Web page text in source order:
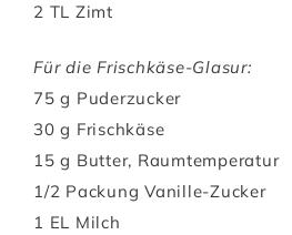
2 TL Zimt
Für die Frischkäse-Glasur:
75 g Puderzucker
30 g Frischkäse
15 g Butter, Raumtemperatur
1/2 Packung Vanille-Zucker
1 EL Milch